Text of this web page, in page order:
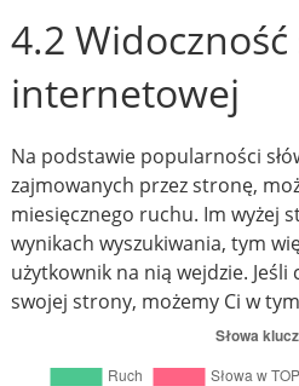
4.2
internetowej
Na podstawie popularności
zajmowanych przez stronę,
miesięcznego ruchu. Im wyżej
wynikach wyszukiwania, tym
użytkownik na nią wejdzie.
swojej strony, możemy Ci w